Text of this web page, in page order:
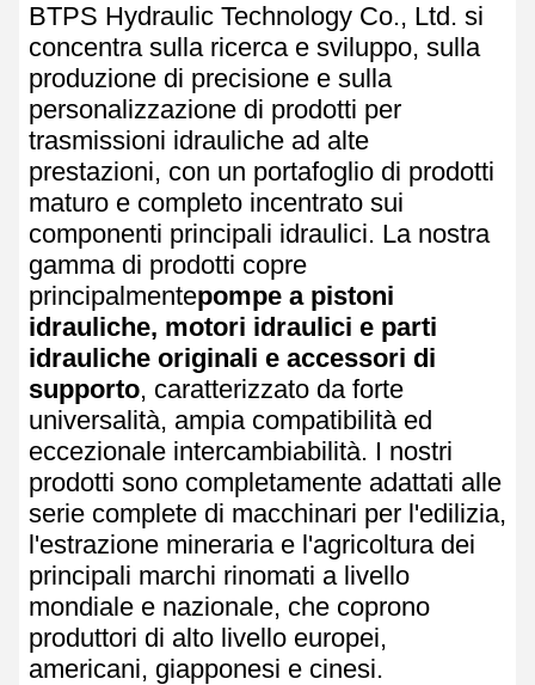
BTPS Hydraulic Technology Co., Ltd. si
concentra sulla ricerca e sviluppo, sulla
produzione di precisione e sulla
personalizzazione di prodotti per
trasmissioni idrauliche ad alte
prestazioni, con un portafoglio di prodotti
maturo e completo incentrato sui
componenti principali idraulici. La nostra
gamma di prodotti copre
principalmentepompe a pistoni
idrauliche, motori idraulici e parti
idrauliche originali e accessori di
supporto, caratterizzato da forte
universalità, ampia compatibilità ed
eccezionale intercambiabilità. I nostri
prodotti sono completamente adattati alle
serie complete di macchinari per l'edilizia,
l'estrazione mineraria e l'agricoltura dei
principali marchi rinomati a livello
mondiale e nazionale, che coprono
produttori di alto livello europei,
americani, giapponesi e cinesi.